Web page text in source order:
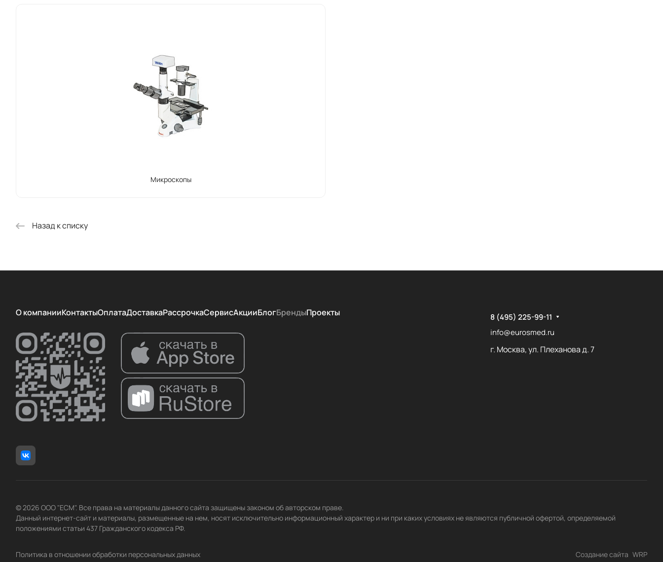
Микроскопы
Назад к списку
О компанииКонтактыОплатаДоставкаРассрочкаСервисАкцииБлогБрендыПроекты
8 (495) 225-99-11
info@eurosmed.ru
г. Москва, ул. Плеханова д. 7
© 2026 ООО "ЕСМ". Все права на материалы данного сайта защищены законом об авторском праве.
Данный интернет-сайт и материалы, размещенные на нем, носят исключительно информационный характер и ни при каких условиях не являются публичной офертой, определяемой
положениями статьи 437 Гражданского кодекса РФ.
Политика в отношении обработки персональных данных Создание сайта WRP